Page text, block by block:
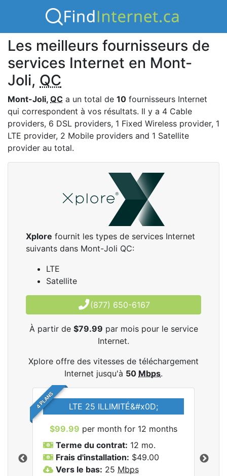
Les meilleurs fournisseurs de
services Internet en Mont-
Joli, QC
Mont-Joli, QC a un total de 10 fournisseurs Internet
qui correspondent à vos résultats. Il y a 4 Cable
providers, 6 DSL providers, 1 Fixed Wireless provider, 1
LTE provider, 2 Mobile providers and 1 Satellite
provider au total.
Xplore fournit les types de services Internet
suivants dans Mont-Joli QC:
LTE
Satellite
(877) 650-6167
À partir de $79.99 par mois pour le service
Internet.
Xplore offre des vitesses de téléchargement
Internet jusqu'à 50 Mbps.
4 PLANS LTE 25 ILLIMITÉ&#x0D;
$99.99 per month for 12 months
Terme du contrat: 12 mo.
Frais d'installation: $49.00
Vers le bas: 25 Mbps